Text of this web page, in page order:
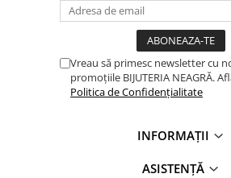
Vreau să primesc newsletter cu
promoțiile BIJUTERIA NEAGRĂ.
Politica de Confidențialitate
INFORMAȚII
ASISTENȚĂ